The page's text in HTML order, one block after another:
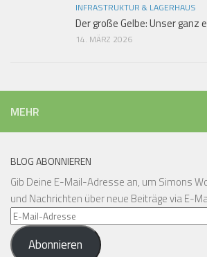
INFRASTRUKTUR & LAGERHAUS
Der große Gelbe: Unser ganz
14. MÄRZ 2026
MEHR
BLOG ABONNIEREN
Gib Deine E-Mail-Adresse an, um Simons
und Nachrichten über neue Beiträge via E-
E-
Mail-
AdresseAbonnieren